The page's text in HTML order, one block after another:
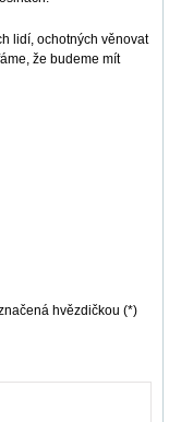
lidí, ochotných věnovat
že budeme mít
hvězdičkou (*)